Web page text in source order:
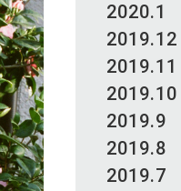
2020.1
2019.12
2019.11
2019.10
2019.9
2019.8
2019.7